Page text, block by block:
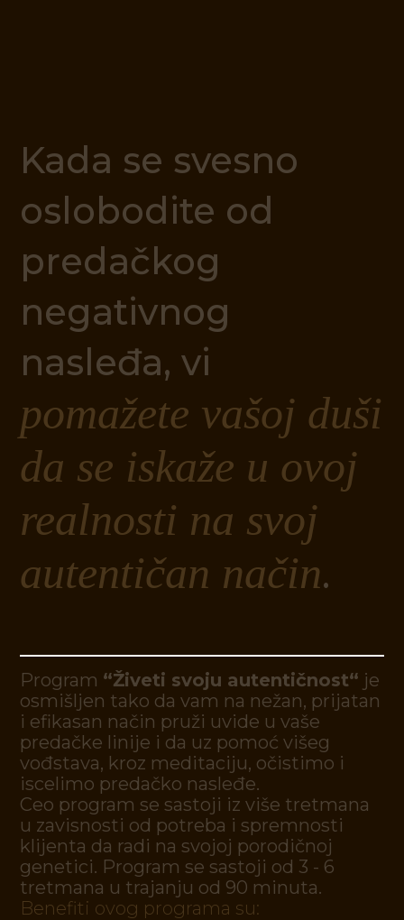
Kada se svesno
oslobodite od
predačkog
negativnog
nasleđa, vi
pomažete vašoj duši
da se iskaže u ovoj
realnosti na svoj
autentičan način.
Program “Živeti svoju autentičnost“ je
osmišljen tako da vam na nežan, prijatan
i efkasan način pruži uvide u vaše
predačke linije i da uz pomoć višeg
vođstava, kroz meditaciju, očistimo i
iscelimo predačko nasleđe.
Ceo program se sastoji iz više tretmana
u zavisnosti od potreba i spremnosti
klijenta da radi na svojoj porodičnoj
genetici. Program se sastoji od 3 - 6
tretmana u trajanju od 90 minuta.
Benefti ovog programa su: